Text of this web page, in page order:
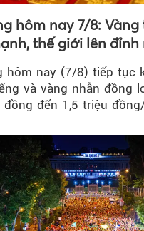
hôm nay 7/8:
thế giới lên
hôm nay (7/8) tiếp tục
và vàng nhẫn đồng
đồng đến 1,5 triệu
giới bứt phá lên mức